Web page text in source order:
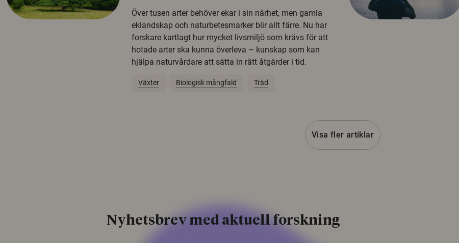
Över tusen arter behöver ekar i sin närhet, men gamla
eklandskap och naturbetesmarker blir allt färre. Nu har
forskare kartlagt hur mycket livsmiljö som krävs för att
hotade arter ska kunna överleva – kunskap som kan
hjälpa naturvårdare att sätta in rätt åtgärder i tid.
Växter Biologisk mångfald Träd
Visa fler artiklar
Nyhetsbrev med aktuell forskning